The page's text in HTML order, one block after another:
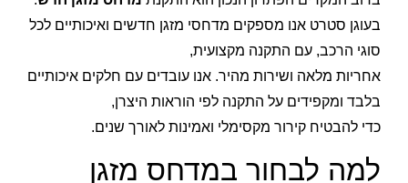
בעוגן סטרט אנו מספקים מדחסי מזגן חדשים ואיכותיים לכל
סוגי הרכב, עם התקנה מקצועית,
אחריות מלאה ושירות מהיר. אנו עובדים עם חלקים איכותיים
בלבד ומקפידים על התקנה לפי הוראות היצרן,
כדי להבטיח קירור מקסימלי ואמינות לאורך שנים.
למה לבחור במדחס מזגן